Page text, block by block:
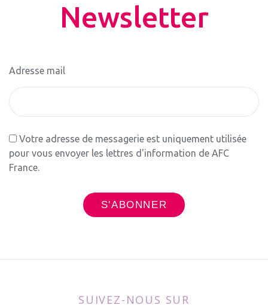
Newsletter
Adresse mail
Votre adresse de messagerie est uniquement utilisée
pour vous envoyer les lettres d'information de AFC
France.
SUIVEZ-NOUS SUR